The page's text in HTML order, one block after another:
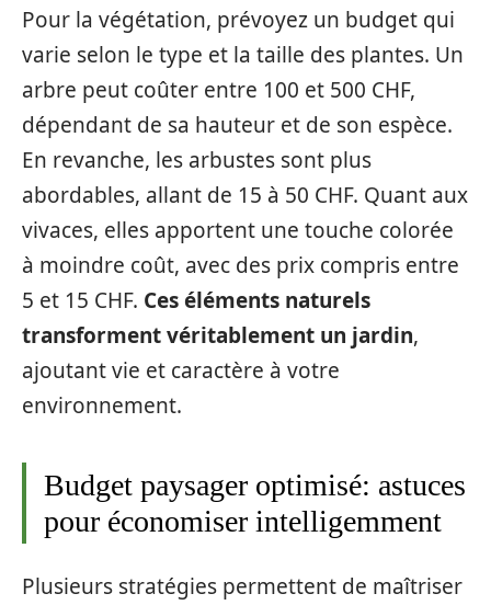
Pour la végétation, prévoyez un budget qui
varie selon le type et la taille des plantes. Un
arbre peut coûter entre 100 et 500 CHF,
dépendant de sa hauteur et de son espèce.
En revanche, les arbustes sont plus
abordables, allant de 15 à 50 CHF. Quant aux
vivaces, elles apportent une touche colorée
à moindre coût, avec des prix compris entre
5 et 15 CHF. Ces éléments naturels
transforment véritablement un jardin,
ajoutant vie et caractère à votre
environnement.
Budget paysager optimisé: astuces
pour économiser intelligemment
Plusieurs stratégies permettent de maîtriser